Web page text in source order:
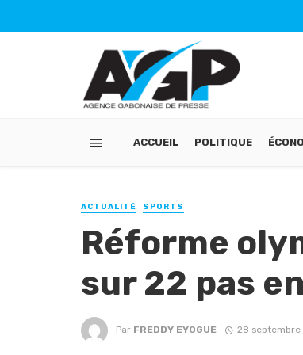
ACCUEIL POLITIQUE
ACTUALITÉ SPORTS
Réforme
sur 22 pas
Par FREDDY EYOGUE 28 septembre